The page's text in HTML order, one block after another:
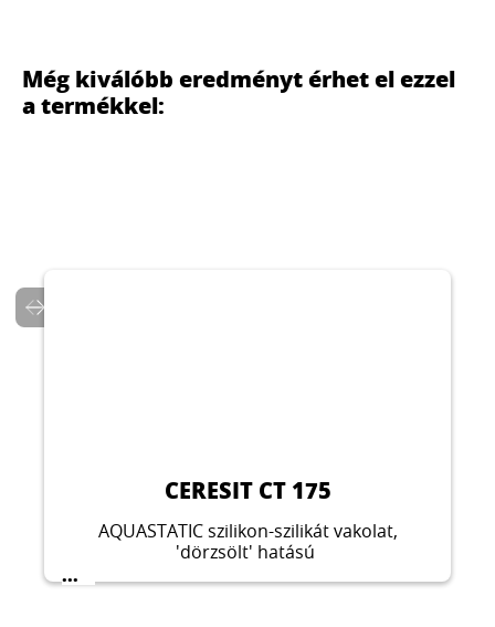
Még kiválóbb eredményt érhet el ezzel
a termékkel:
CERESIT CT 175
AQUASTATIC szilikon-szilikát vakolat,
'dörzsölt' hatású
...